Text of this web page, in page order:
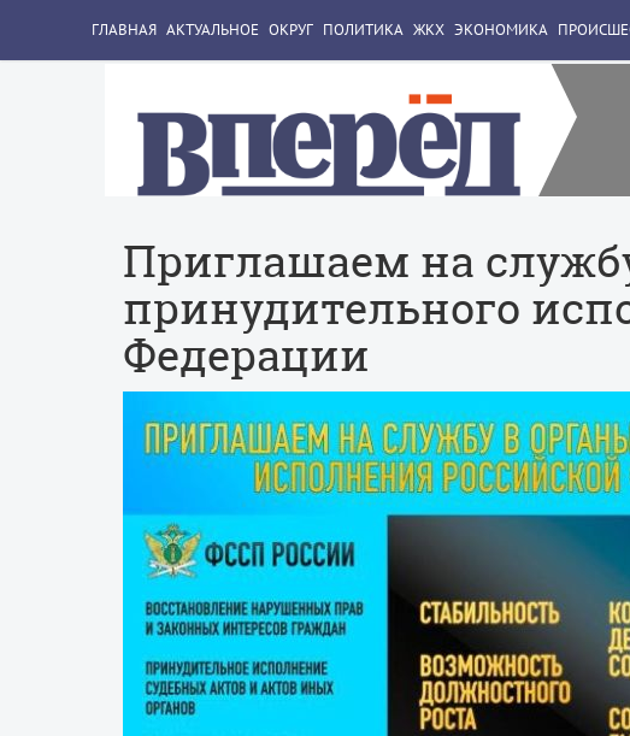
ГЛАВНАЯ АКТУАЛЬНОЕ ОКРУГ ПОЛИТИКА ЖКХ ЭКОНОМИКА
Приглашаем на
принудительного
Федерации